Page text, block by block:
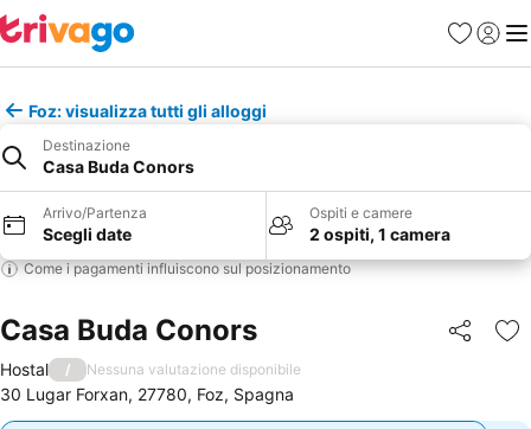
PreferitiAccedi
Foz: visualizza tutti gli alloggi
Destinazione
Casa Buda Conors
Arrivo/Partenza
Scegli date
Ospiti e camere
2 ospiti, 1 camera
Come i pagamenti influiscono sul posizionamento
Casa Buda Conors Condividi
Hostal / Nessuna valutazione disponibile
30 Lugar Forxan, 27780, Foz, Spagna